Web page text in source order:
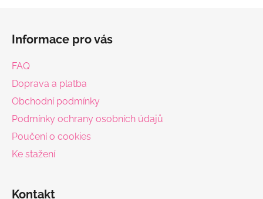
Informace pro vás
FAQ
Doprava a platba
Obchodní podmínky
Podmínky ochrany osobních údajů
Poučení o cookies
Ke stažení
Kontakt